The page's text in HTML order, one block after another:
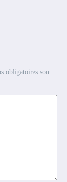
obligatoires sont